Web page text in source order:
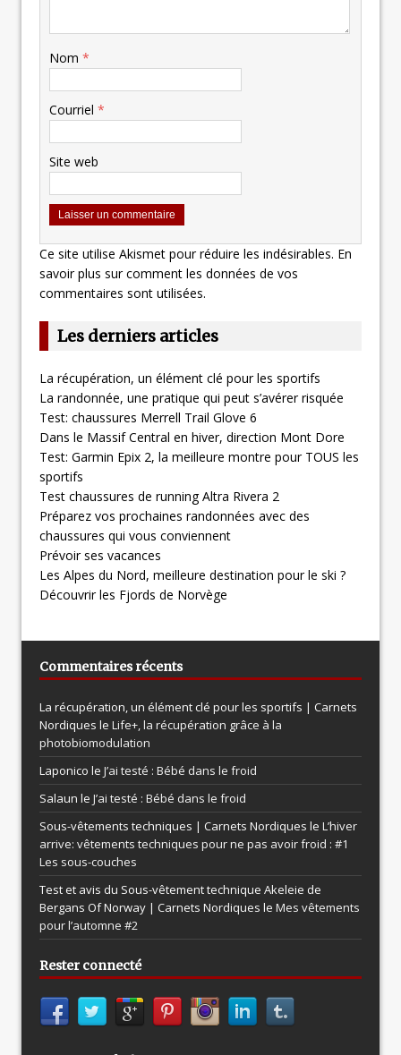
Nom *
Courriel *
Site web
Ce site utilise Akismet pour réduire les indésirables. En
savoir plus sur comment les données de vos
commentaires sont utilisées.
Les derniers articles
La récupération, un élément clé pour les sportifs
La randonnée, une pratique qui peut s’avérer risquée
Test: chaussures Merrell Trail Glove 6
Dans le Massif Central en hiver, direction Mont Dore
Test: Garmin Epix 2, la meilleure montre pour TOUS les
sportifs
Test chaussures de running Altra Rivera 2
Préparez vos prochaines randonnées avec des
chaussures qui vous conviennent
Prévoir ses vacances
Les Alpes du Nord, meilleure destination pour le ski ?
Découvrir les Fjords de Norvège
Commentaires récents
La récupération, un élément clé pour les sportifs | Carnets
Nordiques le Life+, la récupération grâce à la
photobiomodulation
Laponico le J’ai testé : Bébé dans le froid
Salaun le J’ai testé : Bébé dans le froid
Sous-vêtements techniques | Carnets Nordiques le L’hiver
arrive: vêtements techniques pour ne pas avoir froid : #1
Les sous-couches
Test et avis du Sous-vêtement technique Akeleie de
Bergans Of Norway | Carnets Nordiques le Mes vêtements
pour l’automne #2
Rester connecté